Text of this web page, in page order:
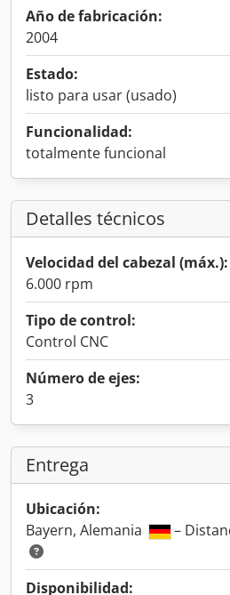
Año de fabricación:
2004
Estado:
listo para usar (usado)
Funcionalidad:
totalmente funcional
Detalles técnicos
Velocidad del cabezal (máx.):
6.000 rpm
Tipo de control:
Control CNC
Número de ejes:
3
Entrega
Ubicación:
Bayern, Alemania
–
Disponibilidad: